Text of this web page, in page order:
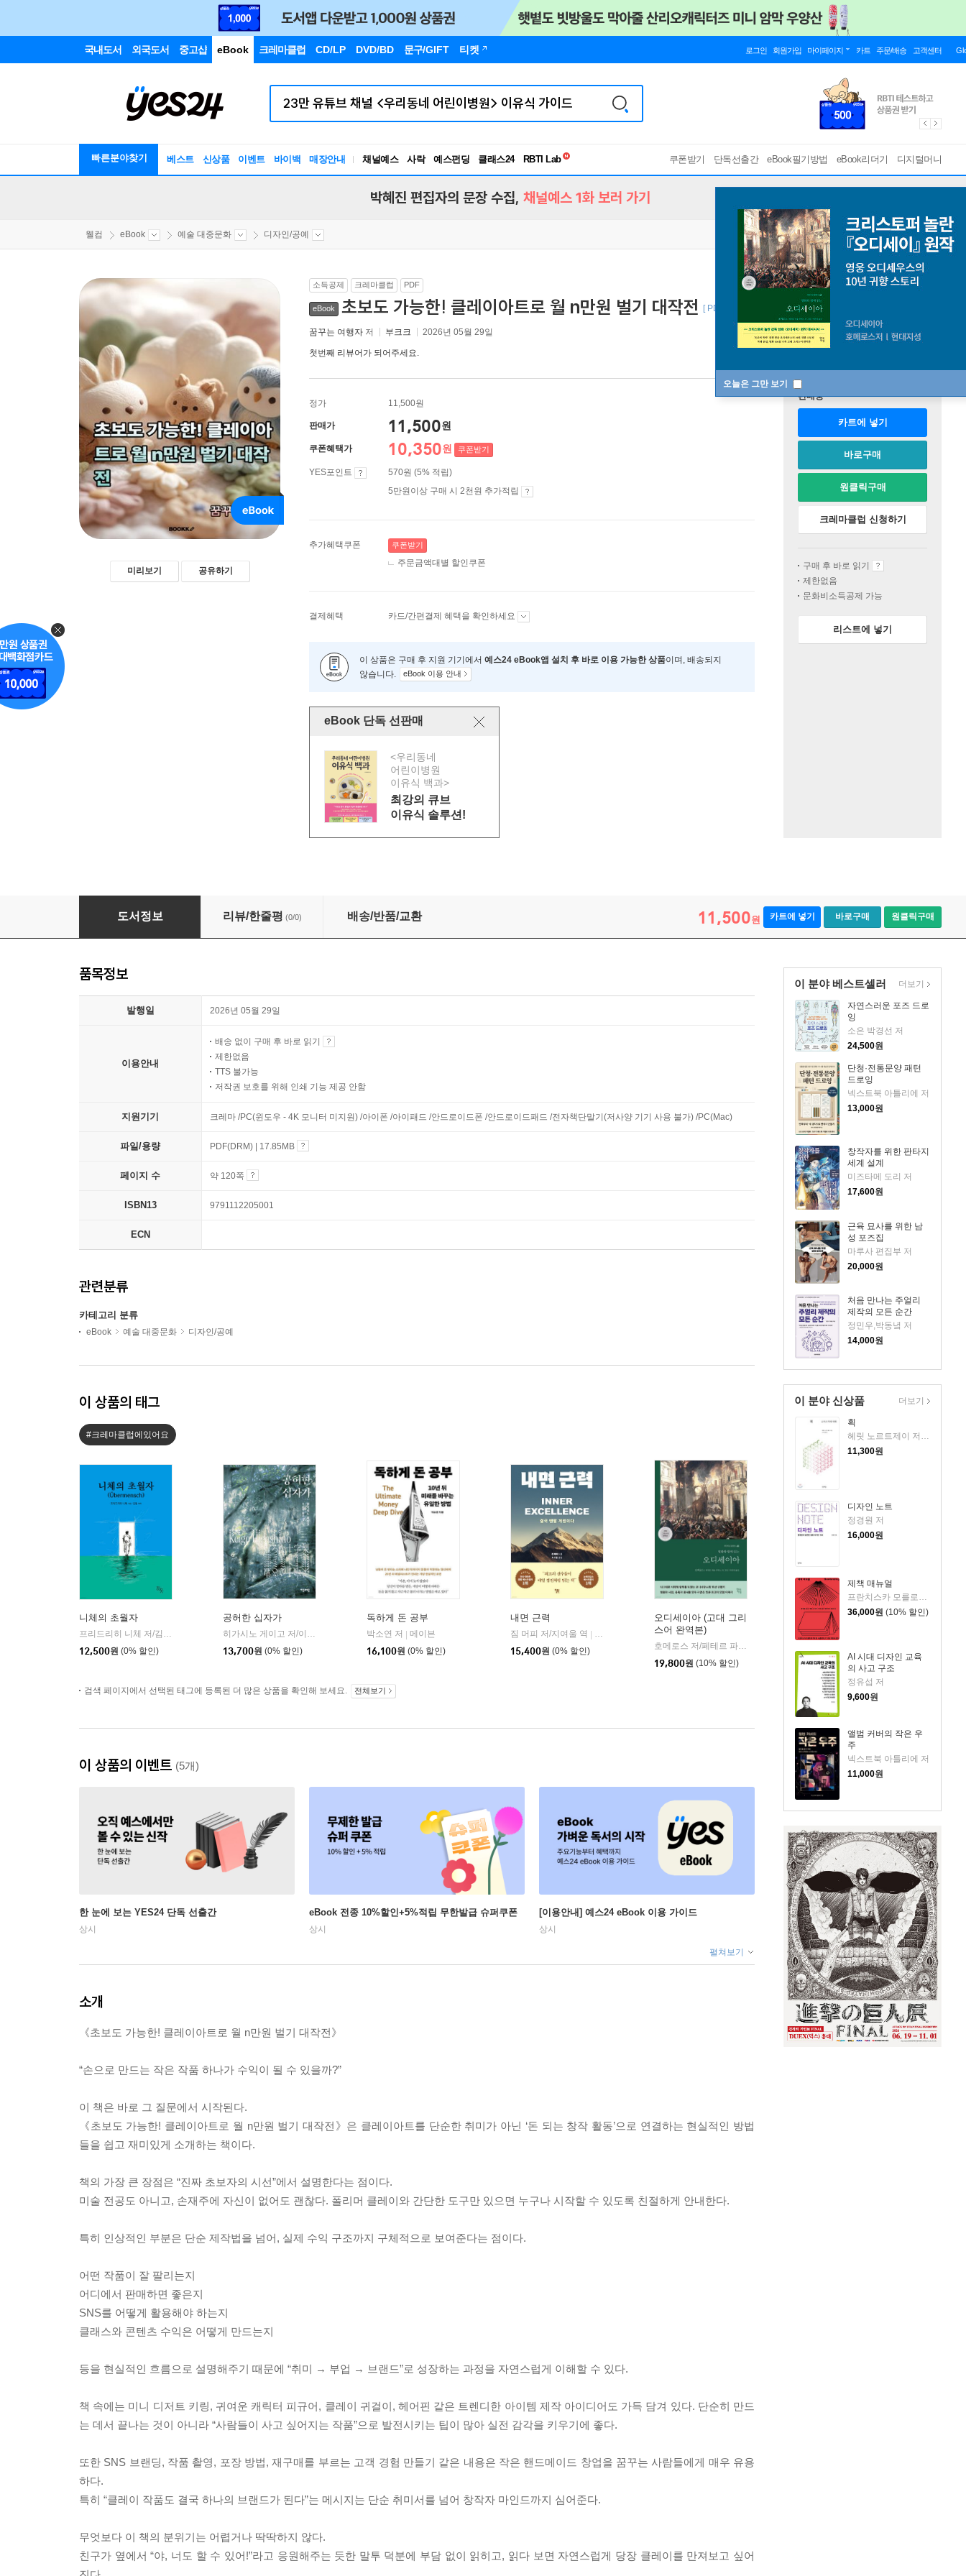
국내도서 외국도서 중고샵 eBook 크레마클럽 CD/LP DVD/BD 문구/GIFT 티켓 로그인 회원가입 마이페이지 카트 주문/배송 고객센터
빠른분야찾기 베스트 신상품 이벤트 바이백 매장안내 채널예스 사락 예스펀딩 클래스24
RBTI Lab
독서유형검사
쿠폰받기 단독선출간 eBook필기방법 eBook리더기 디지털머니
오늘은 그만 보기
박혜진 편집자의 문장 수집, 채널예스 1화 보러 가기
웰컴 eBook 예술 대중문화 디자인/공예
미리보기 공유하기
소득공제 크레마클럽 PDF
eBook 초보도 가능한! 클레이아트로 월 n만원 벌기 대작전 [ PDF ]
꿈꾸는 여행자 저 부크크 2026년 05월 29일
첫번째 리뷰어가 되어주세요.
정가 11,500원
판매가 11,500원
쿠폰혜택가 10,350원 쿠폰받기
YES포인트
570원 (5% 적립)
5만원이상 구매 시 2천원 추가적립
추가혜택쿠폰 쿠폰받기
주문금액대별 할인쿠폰
결제혜택 카드/간편결제 혜택을 확인하세요
이 상품은 구매 후 지원 기기에서 예스24 eBook앱 설치 후 바로 이용 가능한 상품이며, 배송되지
않습니다.
eBook 이용 안내
eBook 단독 선판매
<우리동네
어린이병원
이유식 백과>
최강의 큐브
이유식 솔루션!
판매중
카트에 넣기
바로구매
원클릭구매
크레마클럽 신청하기
구매 후 바로 읽기
제한없음
문화비소득공제 가능
리스트에 넣기
초보도 가능한! 클레이아트로 월 n만원 벌기 대작전
도서정보 리뷰/한줄평 (0/0) 배송/반품/교환 11,500원 카트에 넣기 바로구매 원클릭구매
이 분야 베스트셀러
자연스러운 포즈 드로
잉
소은 박경선 저
24,500원
단청·전통문양 패턴
드로잉
넥스트북 아틀리에 저
13,000원
창작자를 위한 판타지
세계 설계
미즈타메 도리 저
17,600원
근육 묘사를 위한 남
성 포즈집
마루사 편집부 저
20,000원
처음 만나는 주얼리
제작의 모든 순간
정민우,박동녘 저
14,000원
더보기
이 분야 신상품
획
헤릿 노르트제이 저/유지원 역
11,300원
디자인 노트
정경원 저
16,000원
제책 매뉴얼
프란치스카 모를로크,마리암 바셸레프스키 저/박중서 역
36,000원 (10% 할인)
AI 시대 디자인 교육
의 사고 구조
정유섭 저
9,600원
앨범 커버의 작은 우
주
넥스트북 아틀리에 저
11,000원
더보기
품목정보
발행일 2026년 05월 29일
이용안내
배송 없이 구매 후 바로 읽기
제한없음
TTS 불가능
저작권 보호를 위해 인쇄 기능 제공 안함
지원기기 크레마 /PC(윈도우 - 4K 모니터 미지원) /아이폰 /아이패드 /안드로이드폰 /안드로이드패드 /전자책단말기(저사양 기기 사용 불가) /PC(Mac)
파일/용량 PDF(DRM) | 17.85MB
페이지 수 약 120쪽
ISBN13 9791112205001
ECN
관련분류
카테고리 분류
eBook 예술 대중문화 디자인/공예
이 상품의 태그
#크레마클럽에있어요
니체의 초월자
프리드리히 니체 저/김철 편역
12,500원 (0% 할인)
공허한 십자가
히가시노 게이고 저/이선희 역
자음과모음
13,700원 (0% 할인)
독하게 돈 공부
박소연 저
메이븐
16,100원 (0% 할인)
내면 근력
짐 머피 저/지여울 역
윌북(willbook)
15,400원 (0% 할인)
오디세이아 (고대 그리
스어 완역본)
호메로스 저/페테르 파울 루벤스 그림/박문재 역
19,800원 (10% 할인)
검색 페이지에서 선택된 태그에 등록된 더 많은 상품을 확인해 보세요. 전체보기
이 상품의 이벤트 (5개)
한 눈에 보는 YES24 단독 선출간
상시
eBook 전종 10%할인+5%적립 무한발급 슈퍼쿠폰
상시
[이용안내] 예스24 eBook 이용 가이드
상시
펼쳐보기
소개
《초보도 가능한! 클레이아트로 월 n만원 벌기 대작전》
“손으로 만드는 작은 작품 하나가 수익이 될 수 있을까?”
이 책은 바로 그 질문에서 시작된다.
《초보도 가능한! 클레이아트로 월 n만원 벌기 대작전》은 클레이아트를 단순한 취미가 아닌 ‘돈 되는 창작 활동’으로 연결하는 현실적인 방법
들을 쉽고 재미있게 소개하는 책이다.
책의 가장 큰 장점은 “진짜 초보자의 시선”에서 설명한다는 점이다.
미술 전공도 아니고, 손재주에 자신이 없어도 괜찮다. 폴리머 클레이와 간단한 도구만 있으면 누구나 시작할 수 있도록 친절하게 안내한다.
특히 인상적인 부분은 단순 제작법을 넘어, 실제 수익 구조까지 구체적으로 보여준다는 점이다.
어떤 작품이 잘 팔리는지
어디에서 판매하면 좋은지
SNS를 어떻게 활용해야 하는지
클래스와 콘텐츠 수익은 어떻게 만드는지
등을 현실적인 흐름으로 설명해주기 때문에 “취미 → 부업 → 브랜드”로 성장하는 과정을 자연스럽게 이해할 수 있다.
책 속에는 미니 디저트 키링, 귀여운 캐릭터 피규어, 클레이 귀걸이, 헤어핀 같은 트렌디한 아이템 제작 아이디어도 가득 담겨 있다. 단순히 만드
는 데서 끝나는 것이 아니라 “사람들이 사고 싶어지는 작품”으로 발전시키는 팁이 많아 실전 감각을 키우기에 좋다.
또한 SNS 브랜딩, 작품 촬영, 포장 방법, 재구매를 부르는 고객 경험 만들기 같은 내용은 작은 핸드메이드 창업을 꿈꾸는 사람들에게 매우 유용
하다.
특히 “클레이 작품도 결국 하나의 브랜드가 된다”는 메시지는 단순 취미서를 넘어 창작자 마인드까지 심어준다.
무엇보다 이 책의 분위기는 어렵거나 딱딱하지 않다.
친구가 옆에서 “야, 너도 할 수 있어!”라고 응원해주는 듯한 말투 덕분에 부담 없이 읽히고, 읽다 보면 자연스럽게 당장 클레이를 만져보고 싶어